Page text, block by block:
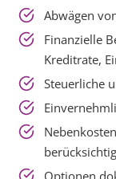
Abwägen
Finanzielle
Kreditrate,
Steuerliche
Optionen